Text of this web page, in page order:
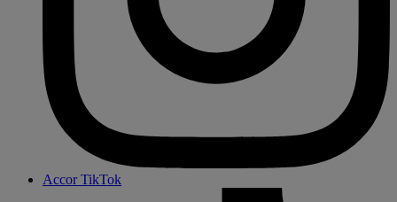
Accor TikTok